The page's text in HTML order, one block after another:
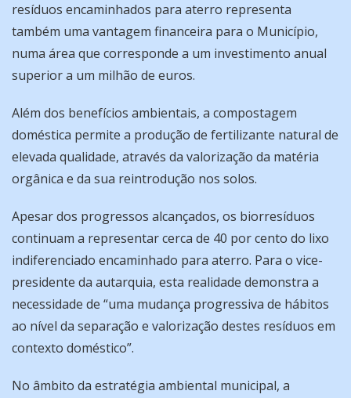
resíduos encaminhados para aterro representa
também uma vantagem financeira para o Município,
numa área que corresponde a um investimento anual
superior a um milhão de euros.
Além dos benefícios ambientais, a compostagem
doméstica permite a produção de fertilizante natural de
elevada qualidade, através da valorização da matéria
orgânica e da sua reintrodução nos solos.
Apesar dos progressos alcançados, os biorresíduos
continuam a representar cerca de 40 por cento do lixo
indiferenciado encaminhado para aterro. Para o vice-
presidente da autarquia, esta realidade demonstra a
necessidade de “uma mudança progressiva de hábitos
ao nível da separação e valorização destes resíduos em
contexto doméstico”.
No âmbito da estratégia ambiental municipal, a